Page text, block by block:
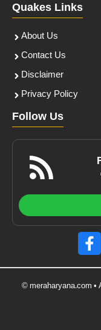
Quakes Links
About Us
Contact Us
Disclaimer
Privacy Policy
Follow Us
© meraharyana.com •